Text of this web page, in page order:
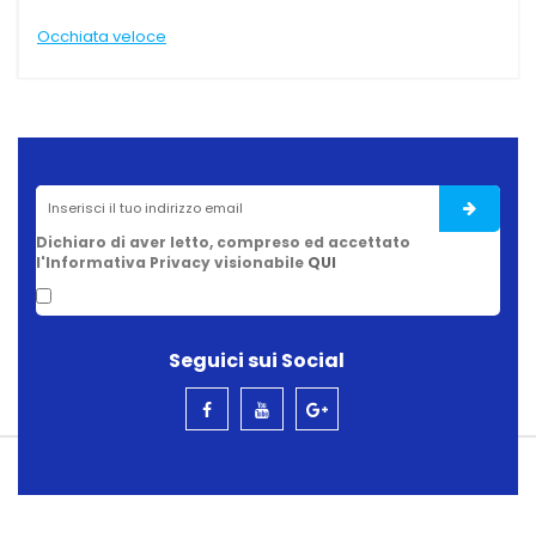
Occhiata veloce
Dichiaro di aver letto, compreso ed accettato
l'Informativa Privacy visionabile QUI
Seguici sui Social